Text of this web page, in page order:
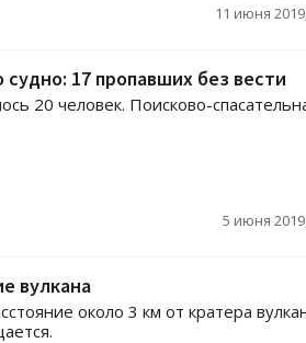
11 июня
17 пропавших без вести
20 человек. Поисково-
5 июня
вулкана
около 3 км от кратера